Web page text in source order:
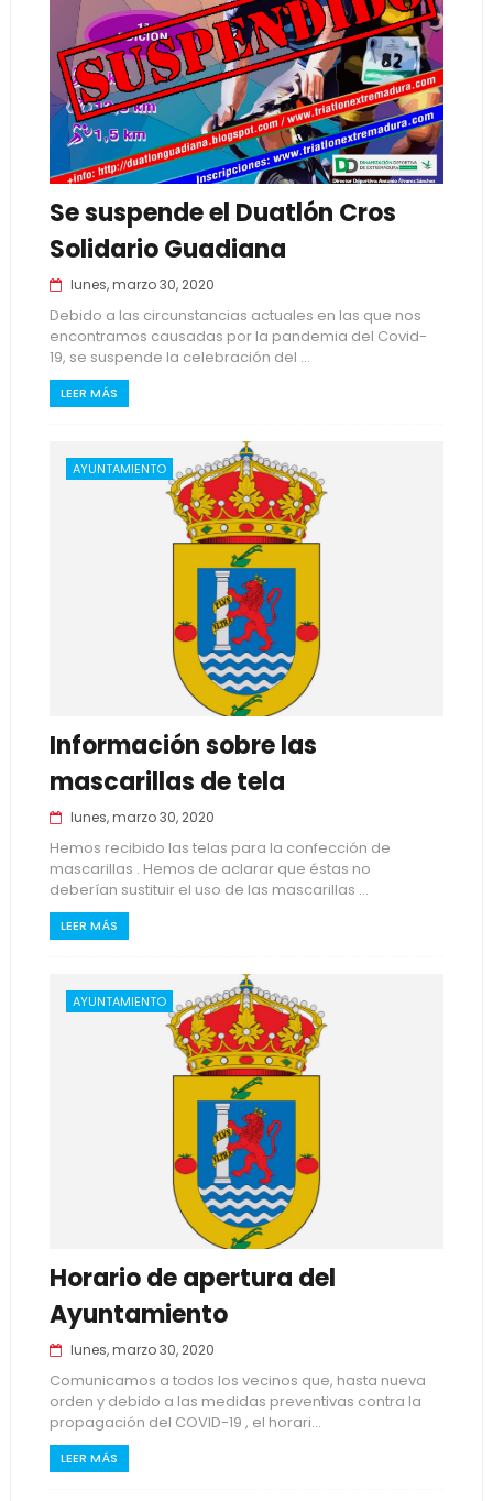
Se suspende el Duatlón Cros
Solidario Guadiana
lunes, marzo 30, 2020
Debido a las circunstancias actuales en las que nos
encontramos causadas por la pandemia del Covid-
19, se suspende la celebración del ...
LEER MÁS
AYUNTAMIENTO
Información sobre las
mascarillas de tela
lunes, marzo 30, 2020
Hemos recibido las telas para la confección de
mascarillas . Hemos de aclarar que éstas no
deberían sustituir el uso de las mascarillas ...
LEER MÁS
AYUNTAMIENTO
Horario de apertura del
Ayuntamiento
lunes, marzo 30, 2020
Comunicamos a todos los vecinos que, hasta nueva
orden y debido a las medidas preventivas contra la
propagación del COVID-19 , el horari...
LEER MÁS